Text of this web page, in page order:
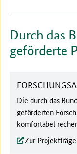
Durch das
geförderte
Die durch das
geförderten
komfortabel
Zur